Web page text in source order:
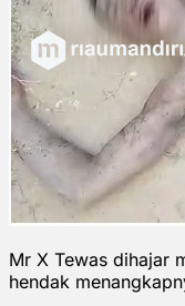
Mr X Tewas dihajar
hendak